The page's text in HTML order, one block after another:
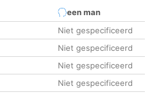
een man
Niet gespecificeerd
Niet gespecificeerd
Niet gespecificeerd
Niet gespecificeerd